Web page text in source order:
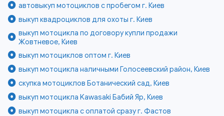
автовыкуп мотоциклов с пробегом г. Киев
выкуп квадроциклов для охоты г. Киев
выкуп мотоцикла по договору купли продажи
Жовтневое, Киев
выкуп мотоциклов оптом г. Киев
выкуп мотоцикла наличными Голосеевский район, Киев
скупка мотоциклов Ботанический сад, Киев
выкуп мотоцикла Kawasaki Бабий Яр, Киев
выкуп мотоцикла с оплатой сразу г. Фастов